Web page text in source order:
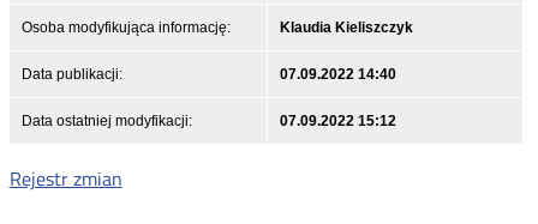
Osoba modyfikująca informację: Klaudia Kieliszczyk
Data publikacji: 07.09.2022 14:40
Data ostatniej modyfikacji: 07.09.2022 15:12
Rejestr zmian